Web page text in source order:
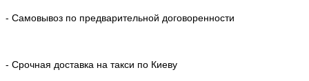
- Самовывоз по предварительной договоренности
- Срочная доставка на такси по Киеву